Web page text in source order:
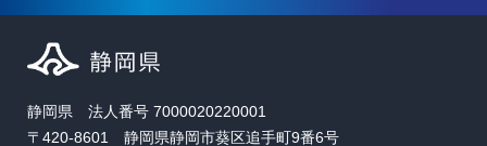
静岡県 法人番号 7000020220001
〒420-8601 静岡県静岡市葵区追手町9番6号